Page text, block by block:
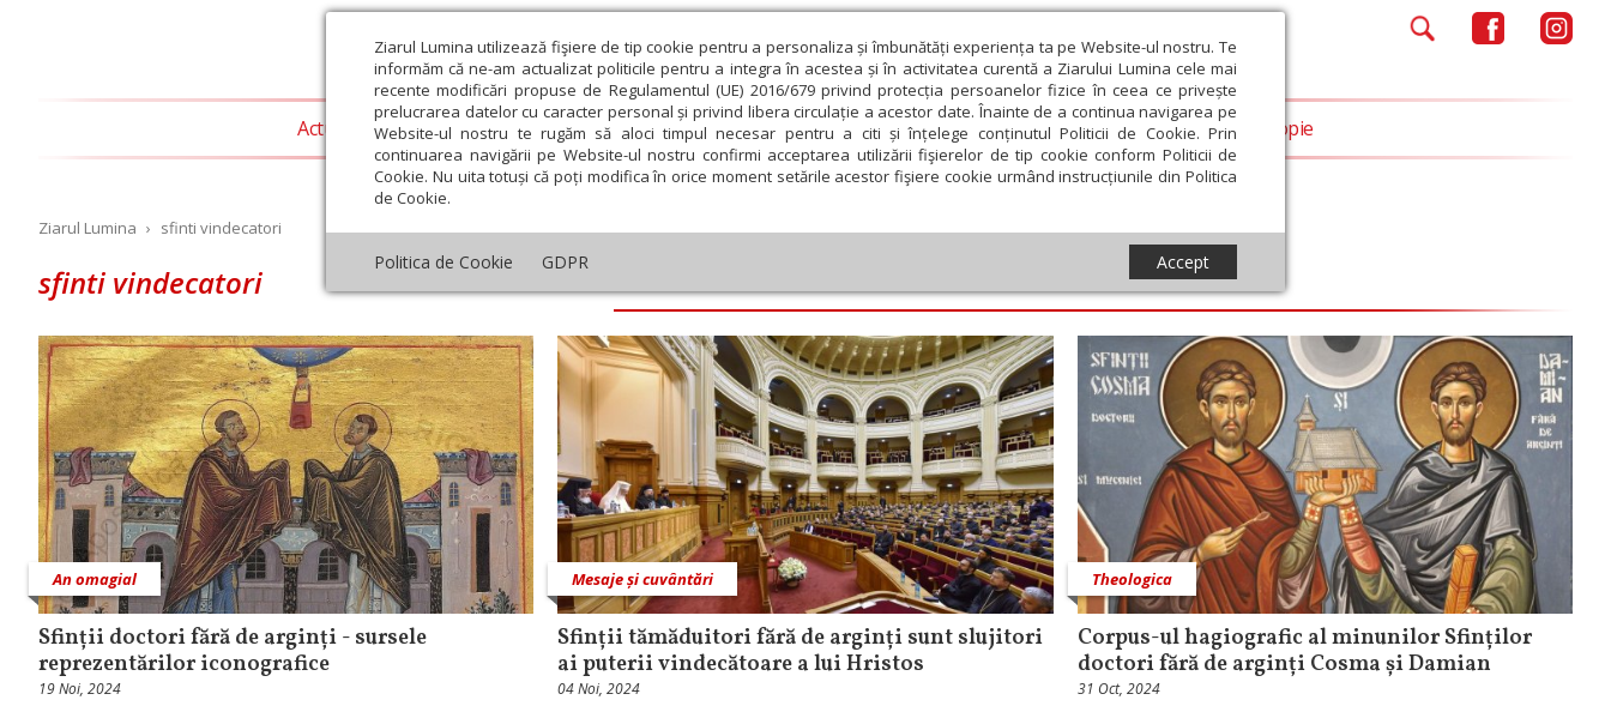
Ziarul Lumina utilizează fişiere de tip cookie pentru a personaliza și îmbunătăți experiența ta pe Website-ul nostru. Te
informăm că ne-am actualizat politicile pentru a integra în acestea și în activitatea curentă a Ziarului Lumina cele mai
recente modificări propuse de Regulamentul (UE) 2016/679 privind protecția persoanelor fizice în ceea ce privește
prelucrarea datelor cu caracter personal și privind libera circulație a acestor date. Înainte de a continua navigarea pe
Website-ul nostru te rugăm să aloci timpul necesar pentru a citi și înțelege conținutul Politicii de Cookie. Prin
continuarea navigării pe Website-ul nostru confirmi acceptarea utilizării fişierelor de tip cookie conform Politicii de
Cookie. Nu uita totuși că poți modifica în orice moment setările acestor fişiere cookie urmând instrucțiunile din Politica
de Cookie.
Politica de Cookie GDPR Accept
Actualitate religioasă Teologie și spiritualitate Educaţie și Cultură Societate Opinii Filantropie
Ziarul Lumina › sfinti vindecatori
sfinti vindecatori
An omagial
Sfinții doctori fără de arginți - sursele
reprezentărilor iconografice
19 Noi, 2024
Mesaje și cuvântări
Sfinții tămăduitori fără de arginți sunt slujitori
ai puterii vindecătoare a lui Hristos
04 Noi, 2024
Theologica
Corpus-ul hagiografic al minunilor Sfinților
doctori fără de arginți Cosma și Damian
31 Oct, 2024